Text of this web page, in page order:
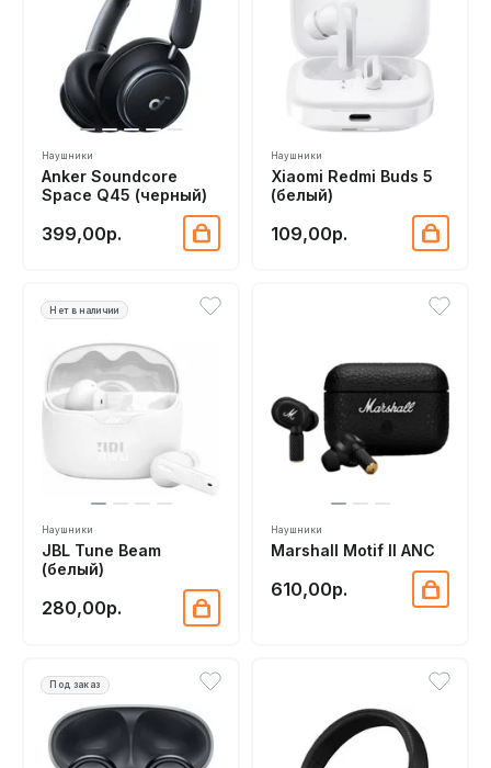
Наушники
Anker Soundcore
Space Q45 (черный)
399,00р.
Наушники
Xiaomi Redmi Buds 5
(белый)
109,00р.
Нет в наличии
Наушники
JBL Tune Beam
(белый)
280,00р.
Наушники
Marshall Motif II ANC
610,00р.
Под заказ